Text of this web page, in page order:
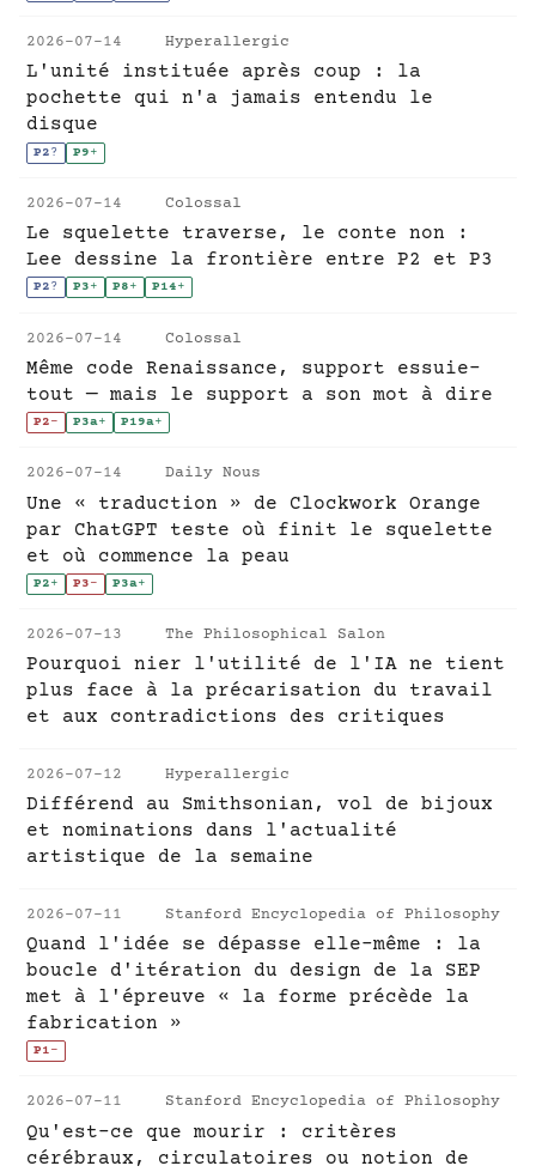
2026-07-14 Hyperallergic
L'unité instituée après coup : la
pochette qui n'a jamais entendu le
disque
P2? P9+
2026-07-14 Colossal
Le squelette traverse, le conte non :
Lee dessine la frontière entre P2 et P3
P2? P3+ P8+ P14+
2026-07-14 Colossal
Même code Renaissance, support essuie-
tout — mais le support a son mot à dire
P2- P3a+ P19a+
2026-07-14 Daily Nous
Une « traduction » de Clockwork Orange
par ChatGPT teste où finit le squelette
et où commence la peau
P2+ P3- P3a+
2026-07-13 The Philosophical Salon
Pourquoi nier l'utilité de l'IA ne tient
plus face à la précarisation du travail
et aux contradictions des critiques
2026-07-12 Hyperallergic
Différend au Smithsonian, vol de bijoux
et nominations dans l'actualité
artistique de la semaine
2026-07-11 Stanford Encyclopedia of Philosophy
Quand l'idée se dépasse elle-même : la
boucle d'itération du design de la SEP
met à l'épreuve « la forme précède la
fabrication »
P1-
2026-07-11 Stanford Encyclopedia of Philosophy
Qu'est-ce que mourir : critères
cérébraux, circulatoires ou notion de